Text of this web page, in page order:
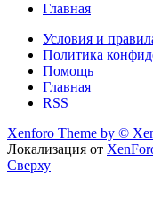
Главная
Условия и
Политика
Помощь
Главная
RSS
Xenforo Theme by ©
Локализация от
Сверху